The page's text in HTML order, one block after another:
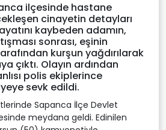
ilçesinde hastane
cinayetin detayları
kaybeden adamın,
sonrası, eşinin
kurşun yağdırılarak
çıktı. Olayın ardından
polis ekiplerince
sevk edildi.
Sapanca İlçe Devlet
meydana geldi. Edinilen